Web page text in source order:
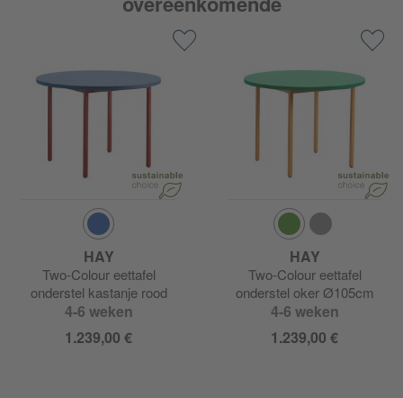
HAY
Two-Colour eettafel
onderstel kastanje rood
Ø105cm
4-6 weken
1.239,00 €
HAY
Two-Colour eettafel
onderstel oker Ø105cm
4-6 weken
1.239,00 €